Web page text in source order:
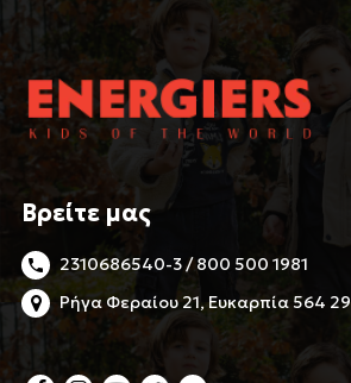
Βρείτε μας
2310686540-3 / 800 500 1981
Ρήγα Φεραίου 21, Ευκαρπία 564 29